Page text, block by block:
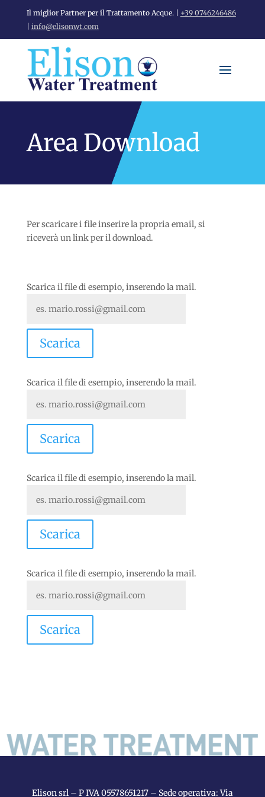
Il miglior Partner per il Trattamento Acque. | +39 0746246486
info@elisonwt.com
Area Download
Per scaricare i file inserire la propria email, si
riceverà un link per il download.
Scarica il file di esempio, inserendo la mail.
Scarica il file di esempio, inserendo la mail.
Scarica il file di esempio, inserendo la mail.
Scarica il file di esempio, inserendo la mail.
Elison srl – P IVA 05578651217 – Sede operativa: Via